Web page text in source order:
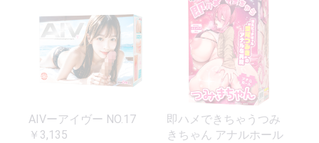
AIVーアイヴー NO.17
￥3,135
即ハメできちゃうつみ
きちゃん アナルホール